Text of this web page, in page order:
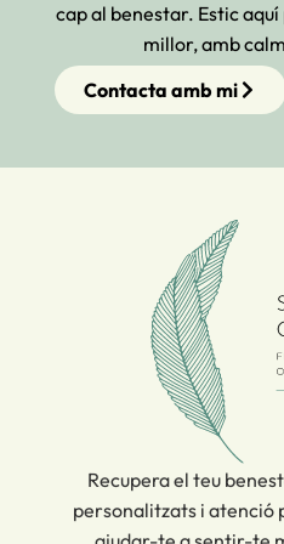
cap al benestar. Estic
millor, amb
Contacta amb mi
Recupera el teu
personalitzats i atenció